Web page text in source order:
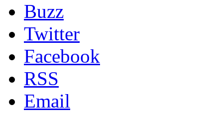
Buzz
Twitter
Facebook
RSS
Email